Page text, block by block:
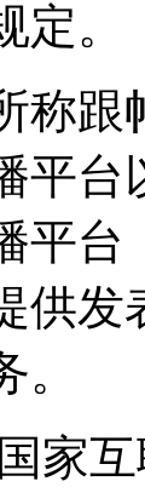
定。
称跟
平台
平台
供发
家